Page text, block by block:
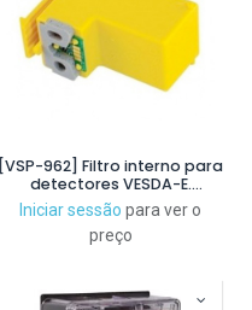
[VSP-962] Filtro interno para
detectores VESDA-E.
Compatible con
VEU/VEP/VES
Iniciar sessão para ver o
preço